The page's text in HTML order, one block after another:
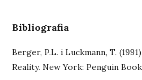
Bibliografia
Berger, P.L. i Luckmann, T.
Reality. New York: Penguin